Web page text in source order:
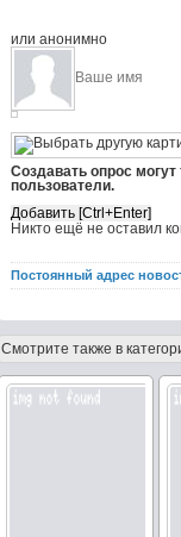
или анонимно
Создавать опрос
пользователи.
Никто ещё не оставил
Постоянный адрес
Смотрите также в